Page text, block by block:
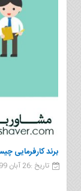
برند کارفرمایی
تاریخ :26 آبان 1399, 11:59